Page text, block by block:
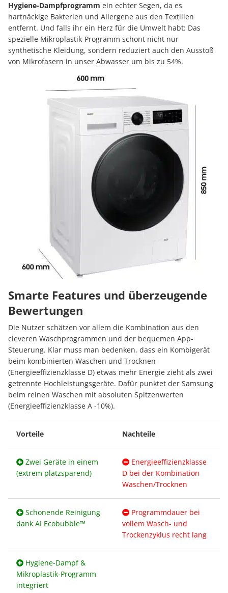
Hygiene-Dampfprogramm ein echter Segen, da es
hartnäckige Bakterien und Allergene aus den Textilien
entfernt. Und falls ihr ein Herz für die Umwelt habt: Das
spezielle Mikroplastik-Programm schont nicht nur
synthetische Kleidung, sondern reduziert auch den Ausstoß
von Mikrofasern in unser Abwasser um bis zu 54%.
Smarte Features und überzeugende
Bewertungen
Die Nutzer schätzen vor allem die Kombination aus den
cleveren Waschprogrammen und der bequemen App-
Steuerung. Klar muss man bedenken, dass ein Kombigerät
beim kombinierten Waschen und Trocknen
(Energieeffizienzklasse D) etwas mehr Energie zieht als zwei
getrennte Hochleistungsgeräte. Dafür punktet der Samsung
beim reinen Waschen mit absoluten Spitzenwerten
(Energieeffizienzklasse A -10%).
Vorteile Nachteile
Zwei Geräte in einem
(extrem platzsparend)
Energieeffizienzklasse
D bei der Kombination
Waschen/Trocknen
Schonende Reinigung
dank AI Ecobubble™
Programmdauer bei
vollem Wasch- und
Trockenzyklus recht lang
Hygiene-Dampf &
Mikroplastik-Programm
integriert